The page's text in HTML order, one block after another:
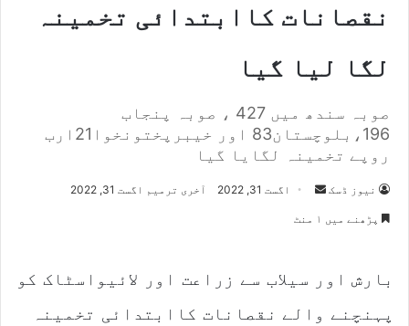
نقصانات کاابتدائی تخمینہ
لگا لیا گیا
صوبہ سندھ میں 427 ، صوبہ پنجاب
196،بلوچستان83 اور خیبرپختونخوا21ارب
روپے تخمینہ لگایا گیا
نیوز ڈسک
Send
اگست 31, 2022 آخری ترمیم اگست 31, 2022
پڑھنے میں ۱ منٹ
بارش اور سیلاب سے زراعت اور لائیواسٹاک کو
پہنچنے والے نقصانات کاابتدائی تخمینہ